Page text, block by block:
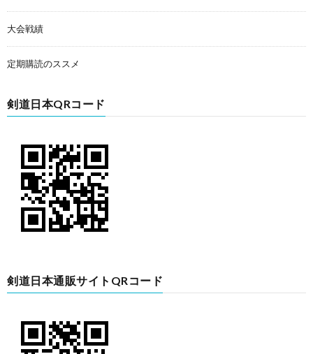
大会戦績
定期購読のススメ
剣道日本QRコード
剣道日本通販サイトQRコード